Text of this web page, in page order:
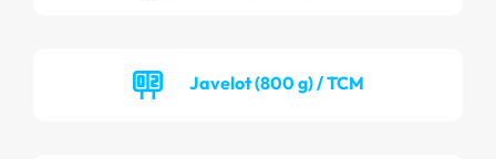
Javelot (800 g) / TCM